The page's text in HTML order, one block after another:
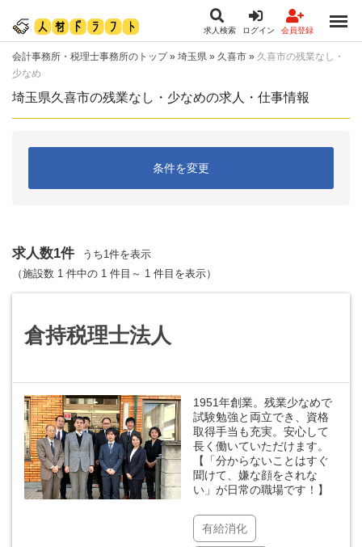
求人検索 ログイン 会員登録
会計事務所・税理士事務所のトップ» 埼玉県 » 久喜市 » 久喜市の残業なし・
少なめ
埼玉県久喜市の残業なし・少なめの求人・仕事情報
条件を変更
求人数1件
うち1件を表示
（施設数 1 件中の 1 件目～ 1 件目を表示）
倉持税理士法人
1951年創業。残業少なめで
試験勉強と両立でき、資格
取得手当も充実。安心して
長く働いていただけます。
【「分からないことはすぐ
聞けて、嫌な顔をされな
い」が日常の職場です！】
有給消化